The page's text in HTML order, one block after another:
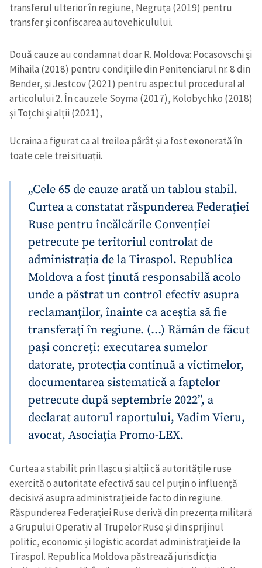
transferul ulterior în regiune, Negruța (2019) pentru
transfer și confiscarea autovehiculului.
Două cauze au condamnat doar R. Moldova: Pocasovschi și
Mihaila (2018) pentru condițiile din Penitenciarul nr. 8 din
Bender, și Jestcov (2021) pentru aspectul procedural al
articolului 2. În cauzele Soyma (2017), Kolobychko (2018)
și Toțchi și alții (2021),
Ucraina a figurat ca al treilea pârât și a fost exonerată în
toate cele trei situații.
„Cele 65 de cauze arată un tablou stabil.
Curtea a constatat răspunderea Federației
Ruse pentru încălcările Convenției
petrecute pe teritoriul controlat de
administrația de la Tiraspol. Republica
Moldova a fost ținută responsabilă acolo
unde a păstrat un control efectiv asupra
reclamanților, înainte ca aceștia să fie
transferați în regiune. (…) Rămân de făcut
pași concreți: executarea sumelor
datorate, protecția continuă a victimelor,
documentarea sistematică a faptelor
petrecute după septembrie 2022”, a
declarat autorul raportului, Vadim Vieru,
avocat, Asociația Promo-LEX.
Curtea a stabilit prin Ilașcu și alții că autoritățile ruse
exercită o autoritate efectivă sau cel puțin o influență
decisivă asupra administrației de facto din regiune.
Răspunderea Federației Ruse derivă din prezența militară
a Grupului Operativ al Trupelor Ruse și din sprijinul
politic, economic și logistic acordat administrației de la
Tiraspol. Republica Moldova păstrează jurisdicția